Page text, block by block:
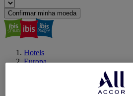
Confirmar minha moeda
Hotels
Europa